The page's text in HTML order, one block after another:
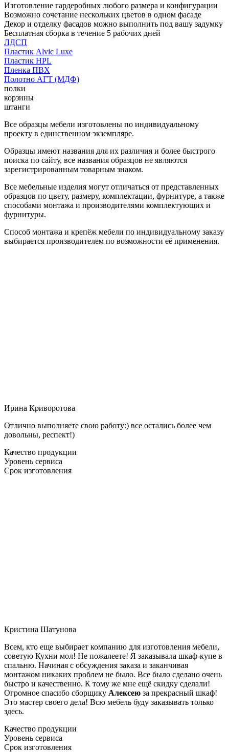
Изготовление гардеробных любого размера и конфигурации
Возможно сочетание нескольких цветов в одном фасаде
Декор и отделку фасадов можно выполнить под вашу задумку
Бесплатная сборка в течение 5 рабочих дней
ЛДСП
Пластик Alvic Luxe
Пластик HPL
Пленка ПВХ
Полотно АГТ (МДФ)
полки
корзины
штанги
Все образцы мебели изготовлены по индивидуальному
проекту в единственном экземпляре.
Образцы имеют названия для их различия и более быстрого
поиска по сайту, все названия образцов не являются
зарегистрированным товарным знаком.
Все мебельные изделия могут отличаться от представленных
образцов по цвету, размеру, комплектации, фурнитуре, а также
способами монтажа и производителями комплектующих и
фурнитуры.
Способ монтажа и крепёж мебели по индивидуальному заказу
выбирается производителем по возможности её применения.
Ирина Криворотова
Отлично выполняете свою работу:) все остались более чем
довольны, респект!)
Качество продукции
Уровень сервиса
Срок изготовления
Кристина Шатунова
Всем, кто еще выбирает компанию для изготовления мебели,
советую Кухни мол! Не пожалеете! Я заказывала шкаф-купе в
спальню. Начиная с обсуждения заказа и заканчивая
монтажом никаких проблем не было. Все было сделано очень
быстро и качественно. К тому же мне ещё скидку сделали!
Огромное спасибо сборщику Алексею за прекрасный шкаф!
Это мастер своего дела! Всю мебель буду заказывать только
здесь.
Качество продукции
Уровень сервиса
Срок изготовления